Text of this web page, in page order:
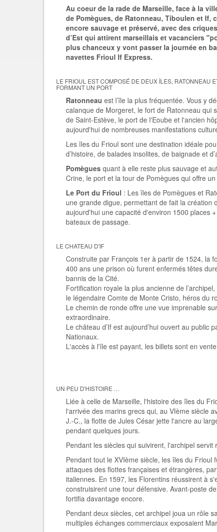
Au coeur de la rade de Marseille, face à la
de Pomègues, de Ratonneau, Tiboulen et If,
encore sauvage et préservé, avec des
d’Est qui attirent marseillais et vacanciers
plus chanceux y vont passer la journée en
navettes Frioul If Express.
LE FRIOUL EST COMPOSÉ DE DEUX ÎLES, RATONNEAU
FORMANT UN PORT
Ratonneau est l’île la plus fréquentée. Vous y
calanque de Morgeret, le fort de Ratonneau qui
de Saint-Estève, le port de l'Eoube et l'ancien
aujourd'hui de nombreuses manifestations
Les îles du Frioul sont une destination idéale
d’histoire, de balades insolites, de baignade et
Pomègues quant à elle reste plus sauvage et
Crine, le port et la tour de Pomègues qui offre
Le Port du Frioul : Les îles de Pomègues et
une grande digue, permettant de fait la création
aujourd'hui une capacité d'environ 1500 places
bateaux de passage.
LE CHATEAU D'IF
Construite par François 1er à partir de 1524, la
400 ans une prison où furent enfermés têtes
bannis de la Cité.
Fortification royale la plus ancienne de
le légendaire Comte de Monte Cristo, héros du
Le chemin de ronde offre une vue imprenable
extraordinaire.
Le château d’If est aujourd’hui ouvert au public
Nationaux.
L'accès à l'île est payant, les billets sont en
UN PEU D'HISTOIRE …
Liée à celle de Marseille, l'histoire des îles du
l'arrivée des marins grecs qui, au VIème siècle
J.-C., la flotte de Jules César jette l'ancre au
pendant quelques jours.
Pendant les siècles qui suivirent, l'archipel
Pendant tout le XVIème siècle, les îles du Frioul
attaques des flottes françaises et étrangères,
italiennes. En 1597, les Florentins réussirent à
construisirent une tour défensive. Avant-poste
fortifia davantage encore.
Pendant deux siècles, cet archipel joua un rôle
multiples échanges commerciaux exposaient